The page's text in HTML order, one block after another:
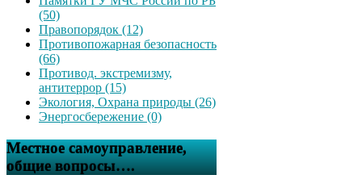
(50)
Правопорядок (12)
Противопожарная безопасность
(66)
Противод. экстремизму,
антитеррор (15)
Экология, Охрана природы (26)
Энергосбережение (0)
Местное самоуправление,
общие вопросы….